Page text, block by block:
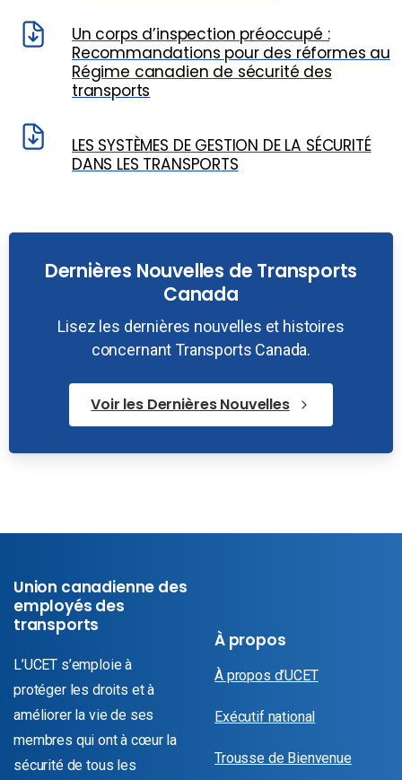
Un corps d’inspection préoccupé :
Recommandations pour des réformes au
Régime canadien de sécurité des
transports
LES SYSTÈMES DE GESTION DE LA SÉCURITÉ
DANS LES TRANSPORTS
Dernières Nouvelles de Transports
Canada
Lisez les dernières nouvelles et histoires
concernant Transports Canada.
Voir les Dernières Nouvelles
Union canadienne des
employés des
transports
L’UCET s’emploie à
protéger les droits et à
améliorer la vie de ses
membres qui ont à cœur la
sécurité de tous les
À propos
À propos d’UCET
Exécutif national
Trousse de Bienvenue